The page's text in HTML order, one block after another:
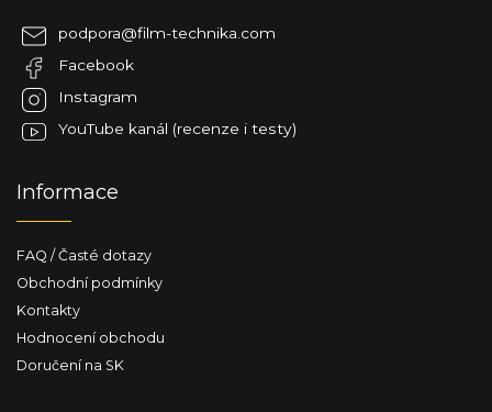
podpora@film-technika.com
Facebook
Instagram
YouTube kanál (recenze i testy)
Informace
FAQ / Časté dotazy
Obchodní podmínky
Kontakty
Hodnocení obchodu
Doručení na SK